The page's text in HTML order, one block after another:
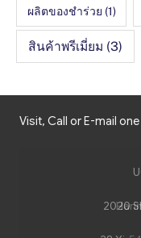
ผลิตของชำร่วย (1)
สินค้าพรีเมี่ยม (3)
Visit, Call or E-mail
2020